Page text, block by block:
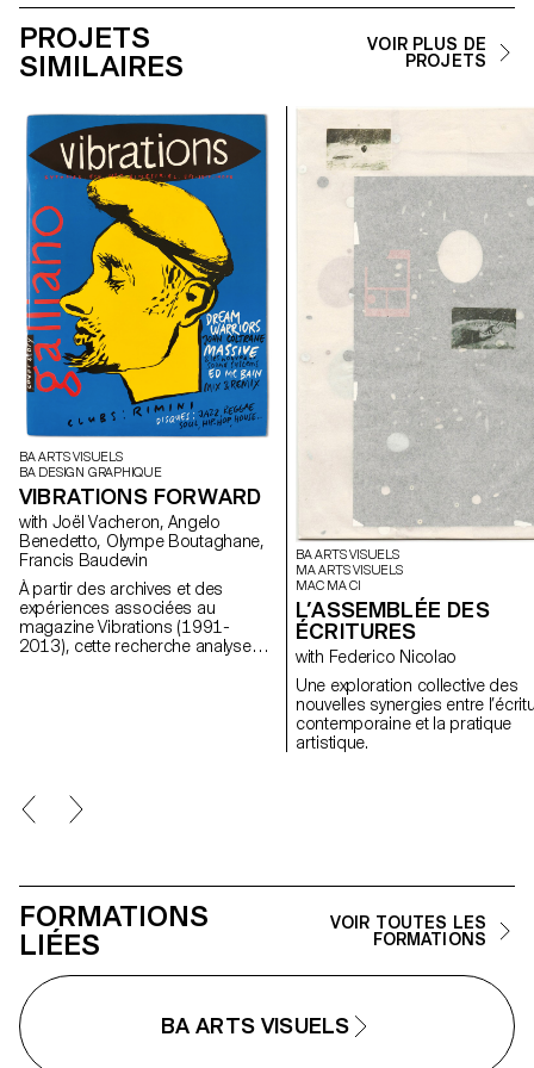
PROJETS
SIMILAIRES
VOIR PLUS DE
PROJETS
BA ARTS VISUELS
BA DESIGN GRAPHIQUE
VIBRATIONS FORWARD
with Joël Vacheron, Angelo
Benedetto, Olympe Boutaghane,
Francis Baudevin
À partir des archives et des
expériences associées au
magazine Vibrations (1991-
2013), cette recherche analyse
BA ARTS VISUELS
MA ARTS VISUELS
MAC MA CI
L’ASSEMBLÉE DES
ÉCRITURES
with Federico Nicolao
Une exploration collective des
nouvelles synergies entre
contemporaine et la pratique
artistique.
FORMATIONS
LIÉES
VOIR TOUTES LES
FORMATIONS
BA ARTS VISUELS